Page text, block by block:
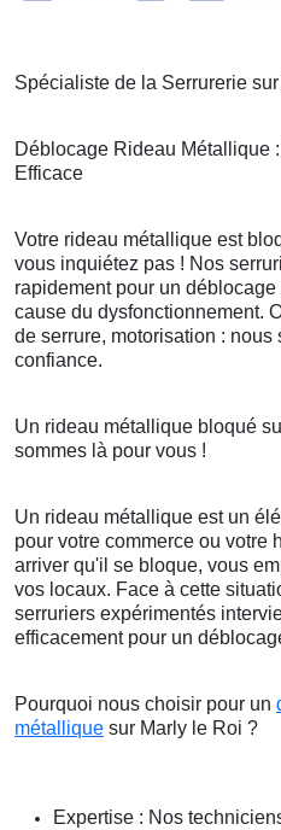
Spécialiste de la Serrurerie sur
Déblocage Rideau Métallique
Efficace
Votre rideau métallique est
vous inquiétez pas ! Nos
rapidement pour un
cause du dysfonctionnement.
de serrure, motorisation :
confiance.
Un rideau métallique bloqué
sommes là pour vous !
Un rideau métallique est un
pour votre commerce ou votre
arriver qu'il se bloque, vous
vos locaux. Face à cette
serruriers expérimentés
efficacement pour un
Pourquoi nous choisir pour un
métallique sur Marly le Roi ?
Expertise : Nos